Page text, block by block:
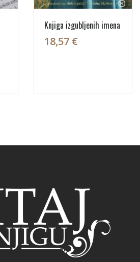
Knjiga izgubljenih imena
18,57 €